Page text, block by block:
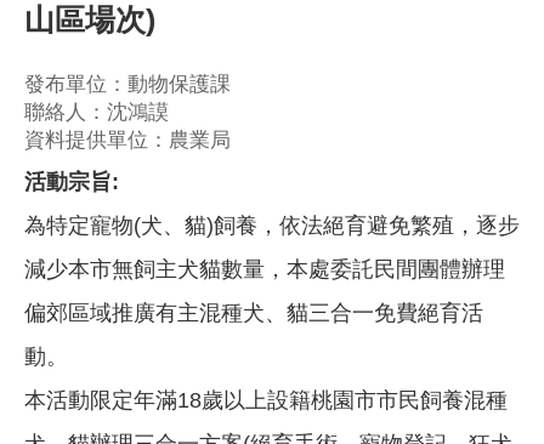
山區場次)
發布單位：動物保護課
聯絡人：沈鴻謨
資料提供單位：農業局
活動宗旨:
為特定寵物(犬、貓)飼養，依法絕育避免繁殖，逐步
減少本市無飼主犬貓數量，本處委託民間團體辦理
偏郊區域推廣有主混種犬、貓三合一免費絕育活
動。
本活動限定年滿18歲以上設籍桃園市市民飼養混種